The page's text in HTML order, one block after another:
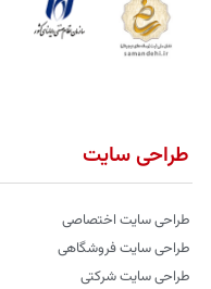
طراحی سایت
طراحی سایت اختصاصی
طراحی سایت فروشگاهی
طراحی سایت شرکتی